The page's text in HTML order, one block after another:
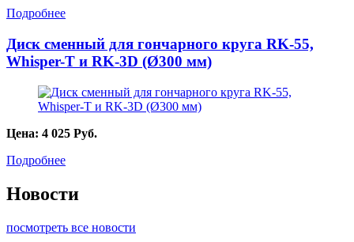
Подробнее
Диск сменный для гончарного круга RK-55,
Whisper-T и RK-3D (Ø300 мм)
Цена: 4 025 Руб.
Подробнее
Новости
посмотреть все новости